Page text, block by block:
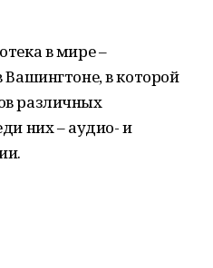
в мире –
Вашингтоне, в которой
различных
них – аудио- и